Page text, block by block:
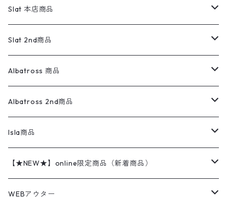
レザー
テーラードジャケット
ボアジャケット
スラックス
オーバーオール・つなぎ
リーバイス
カーハート
ディッキーズ
Military
テーラードジャケット
ウールジャケット
ダウンジャケット
レザージャケット
Otherジャケット
柄シャツ
ワークシャツ
ロゴスウェット
セーター・カーディガン
アランセーター
ウールセーター
フリース
ワークパンツ
コーデュロイパンツ
オーバーオール・つなぎ
ショーツ
Otherパンツ
半袖
スウェット
ニット
ジャケット
スカート
パンツ(w30以下)
ワンピース
長袖
22.5cm
23cm
23.5cm
24cm
24.5cm
25cm
25.5cm
バンダナ
Slat 本店商品
Outer
Tee
Shirts
S/S Shirts
L/S Shirts
Sweat Shirts
REVERSE WEAVE
Sweater
Fleece
Slat 2nd商品
アウター
ハンティングジャケット
アウトドアジャケット
長袖シャツ
アウトドアシャツ
ブランドシャツ
半袖シャツ
アウトドアシャツ
ブランドシャツ
スウェット シャツ
ブランドスウェット
パンツ
Albatross 商品
Vintage sweater
Outer
Sailing Jacket
Swingtop
Other Tops
Fleece tops
Sweat Shirts
Albatross 2nd商品
70sアイテム
Marlboro
GAP
Isla商品
2点セットコーデ
Sweat Shirts
【★NEW★】online限定商品（新着商品）
8月NEWアイテム（2026）
WEBアウター